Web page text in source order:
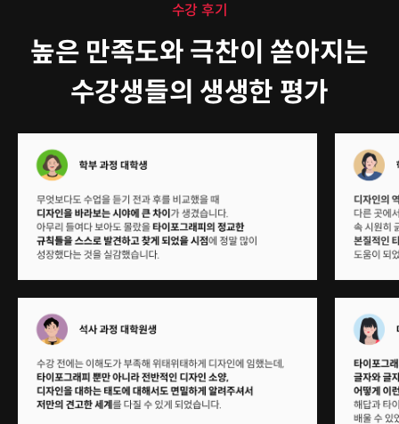
수강 후기
높은 만족도와 극찬이 쏟아지는
수강생들의 생생한 평가